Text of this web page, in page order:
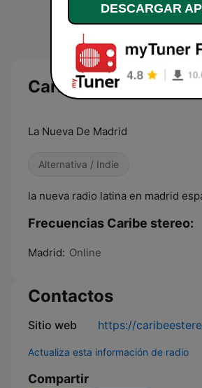
Caribe stereo en
La Nueva De Madrid
Alternativa / Indie
la nueva radio latina en madrid
Frecuencias Caribe stereo:
Madrid: Online
Contactos
Sitio web https://
Actualiza esta información de radio
Compartir
DESCARGAR